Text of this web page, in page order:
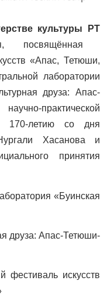
культуры РТ
посвящённая
«Апас, Тетюши,
лаборатории
друза: Апас-
практической
170-летию со дня
Хасанова и
принятия
«Буинская
друза: Апас-Тетюши-
искусств